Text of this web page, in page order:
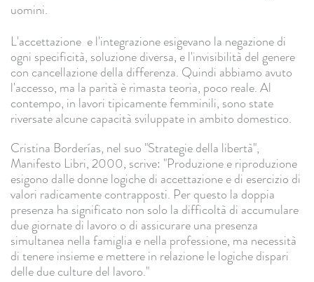
uomini.
L'accettazione e l'integrazione esigevano la negazione di
ogni specificità, soluzione diversa, e l'invisibilità del genere
con cancellazione della differenza. Quindi abbiamo avuto
l'accesso, ma la parità è rimasta teoria, poco reale. Al
contempo, in lavori tipicamente femminili, sono state
riversate alcune capacità sviluppate in ambito domestico.
Cristina Borderías, nel suo "Strategie della libertà",
Manifesto Libri, 2000, scrive: "Produzione e riproduzione
esigono dalle donne logiche di accettazione e di esercizio di
valori radicamente contrapposti. Per questo la doppia
presenza ha significato non solo la difficoltà di accumulare
due giornate di lavoro o di assicurare una presenza
simultanea nella famiglia e nella professione, ma necessità
di tenere insieme e mettere in relazione le logiche dispari
delle due culture del lavoro."